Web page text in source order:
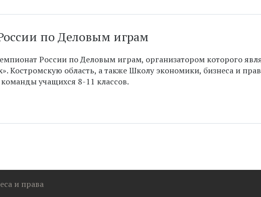
по Деловым играм
России по Деловым играм, организатором которого
Костромскую область, а также Школу экономики, бизнеса и
учащихся 8-11 классов.
и права